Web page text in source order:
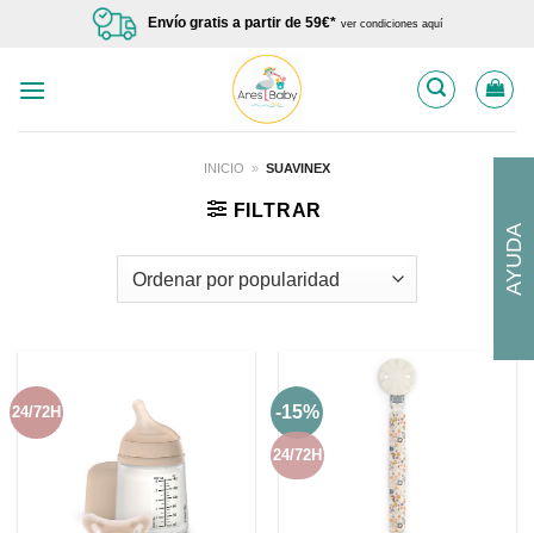
Envío gratis a partir de 59€* ver condiciones aquí
INICIO » SUAVINEX
FILTRAR
24/72H -15%
24/72H
AYUDA